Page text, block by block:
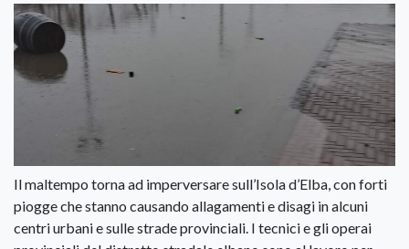
Il maltempo torna ad imperversare sull’Isola d’Elba, con forti
piogge che stanno causando allagamenti e disagi in alcuni
centri urbani e sulle strade provinciali. I tecnici e gli operai